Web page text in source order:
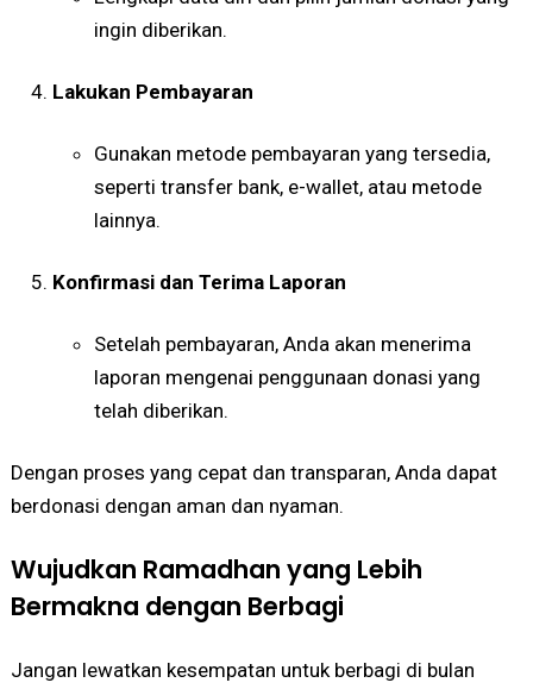
ingin diberikan.
Lakukan Pembayaran
Gunakan metode pembayaran yang tersedia,
seperti transfer bank, e-wallet, atau metode
lainnya.
Konfirmasi dan Terima Laporan
Setelah pembayaran, Anda akan menerima
laporan mengenai penggunaan donasi yang
telah diberikan.
Dengan proses yang cepat dan transparan, Anda dapat
berdonasi dengan aman dan nyaman.
Wujudkan Ramadhan yang Lebih
Bermakna dengan Berbagi
Jangan lewatkan kesempatan untuk berbagi di bulan